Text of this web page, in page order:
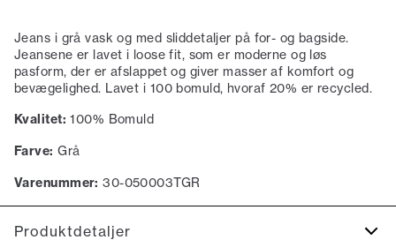
Jeans i grå vask og med sliddetaljer på for- og bagside.
Jeansene er lavet i loose fit, som er moderne og løs
pasform, der er afslappet og giver masser af komfort og
bevægelighed. Lavet i 100 bomuld, hvoraf 20% er recycled.
Kvalitet: 100% Bomuld
Farve: Grå
Varenummer: 30-050003TGR
Produktdetaljer